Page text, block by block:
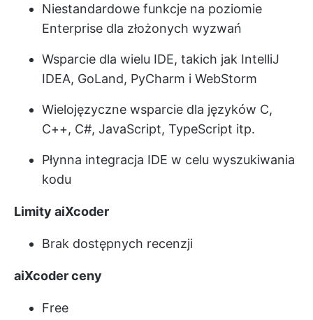
Niestandardowe funkcje na poziomie
Enterprise dla złożonych wyzwań
Wsparcie dla wielu IDE, takich jak IntelliJ
IDEA, GoLand, PyCharm i WebStorm
Wielojęzyczne wsparcie dla języków C,
C++, C#, JavaScript, TypeScript itp.
Płynna integracja IDE w celu wyszukiwania
kodu
Limity aiXcoder
Brak dostępnych recenzji
aiXcoder ceny
Free